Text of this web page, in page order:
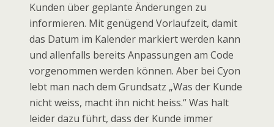
Kunden über geplante Änderungen zu
informieren. Mit genügend Vorlaufzeit, damit
das Datum im Kalender markiert werden kann
und allenfalls bereits Anpassungen am Code
vorgenommen werden können. Aber bei Cyon
lebt man nach dem Grundsatz „Was der Kunde
nicht weiss, macht ihn nicht heiss.“ Was halt
leider dazu führt, dass der Kunde immer